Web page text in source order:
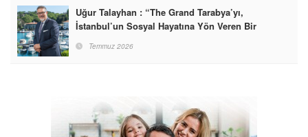
Uğur Talayhan : “The Grand Tarabya’yı,
İstanbul’un Sosyal Hayatına Yön Veren Bir
Destinasyon Haline Getirmeyi Hedefliyorum”
Temmuz 2026